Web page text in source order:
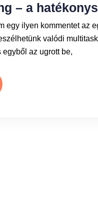
– a
egy ilyen kommentet az
valódi
egyből az ugrott be,